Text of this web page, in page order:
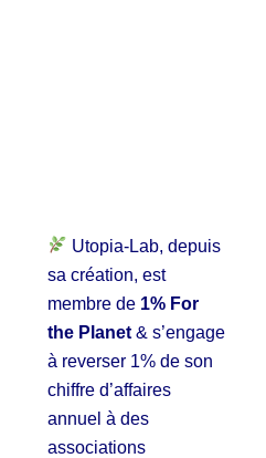
Utopia-Lab, depuis
sa création, est
membre de1% For
the Planet& s’engage
à reverser 1% de son
chiffre d’affaires
annuel à des
associations